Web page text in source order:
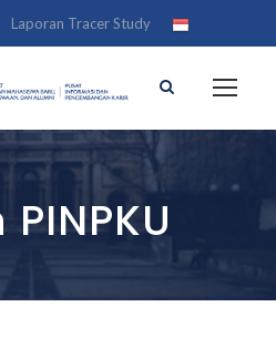
Laporan Tracer Study